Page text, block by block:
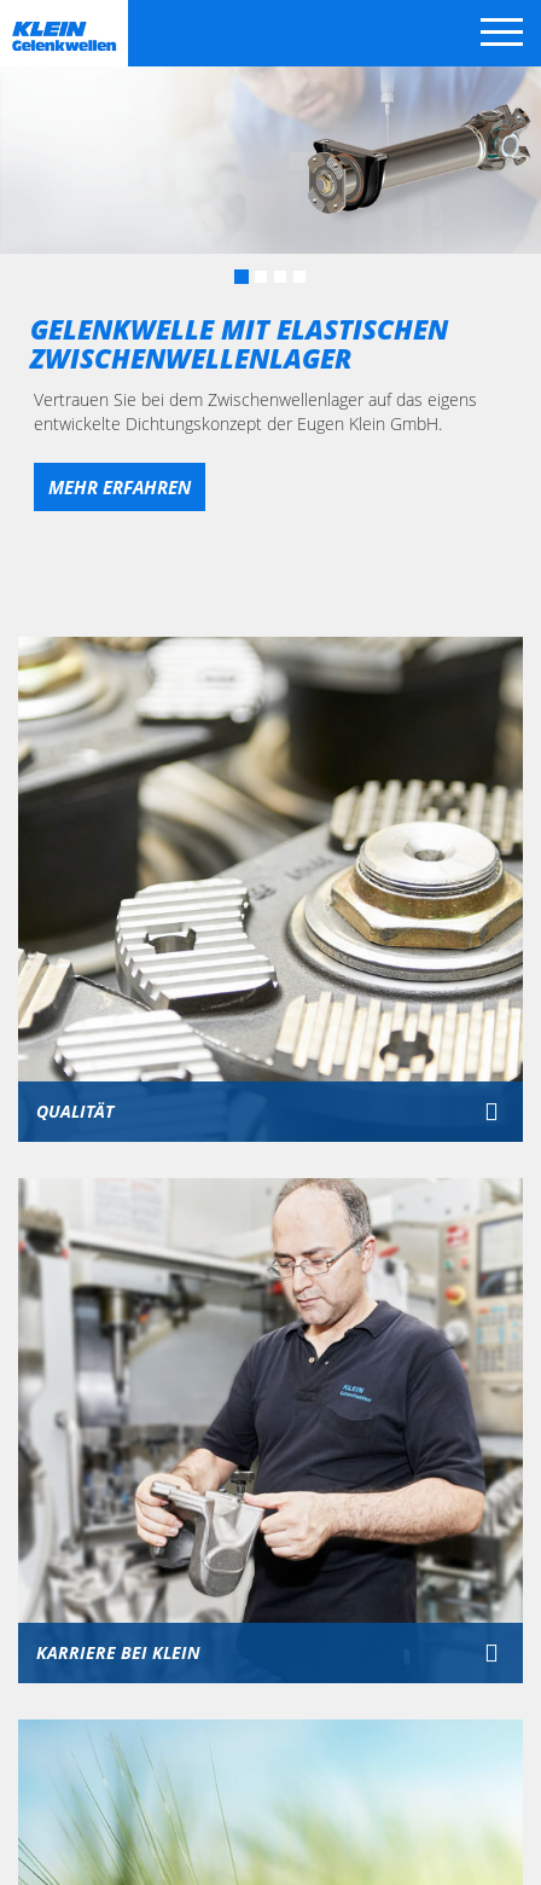
Inhalt
springen
GELENKWELLE MIT ELASTISCHEN
ZWISCHENWELLENLAGER
Vertrauen Sie bei dem Zwischenwellenlager auf das eigens
entwickelte Dichtungskonzept der Eugen Klein GmbH.
MEHR ERFAHREN
QUALITÄT
KARRIERE BEI KLEIN